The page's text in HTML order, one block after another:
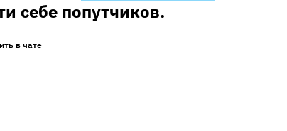
себе попутчиков.
в чате